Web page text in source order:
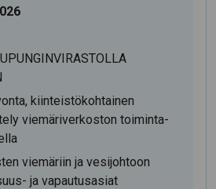
kiinteistökohtainen
viemäriverkoston toiminta-
viemäriin ja vesijohtoon
ja vapautusasiat